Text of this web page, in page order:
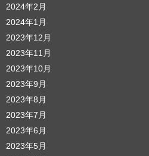
2024年2月
2024年1月
2023年12月
2023年11月
2023年10月
2023年9月
2023年8月
2023年7月
2023年6月
2023年5月